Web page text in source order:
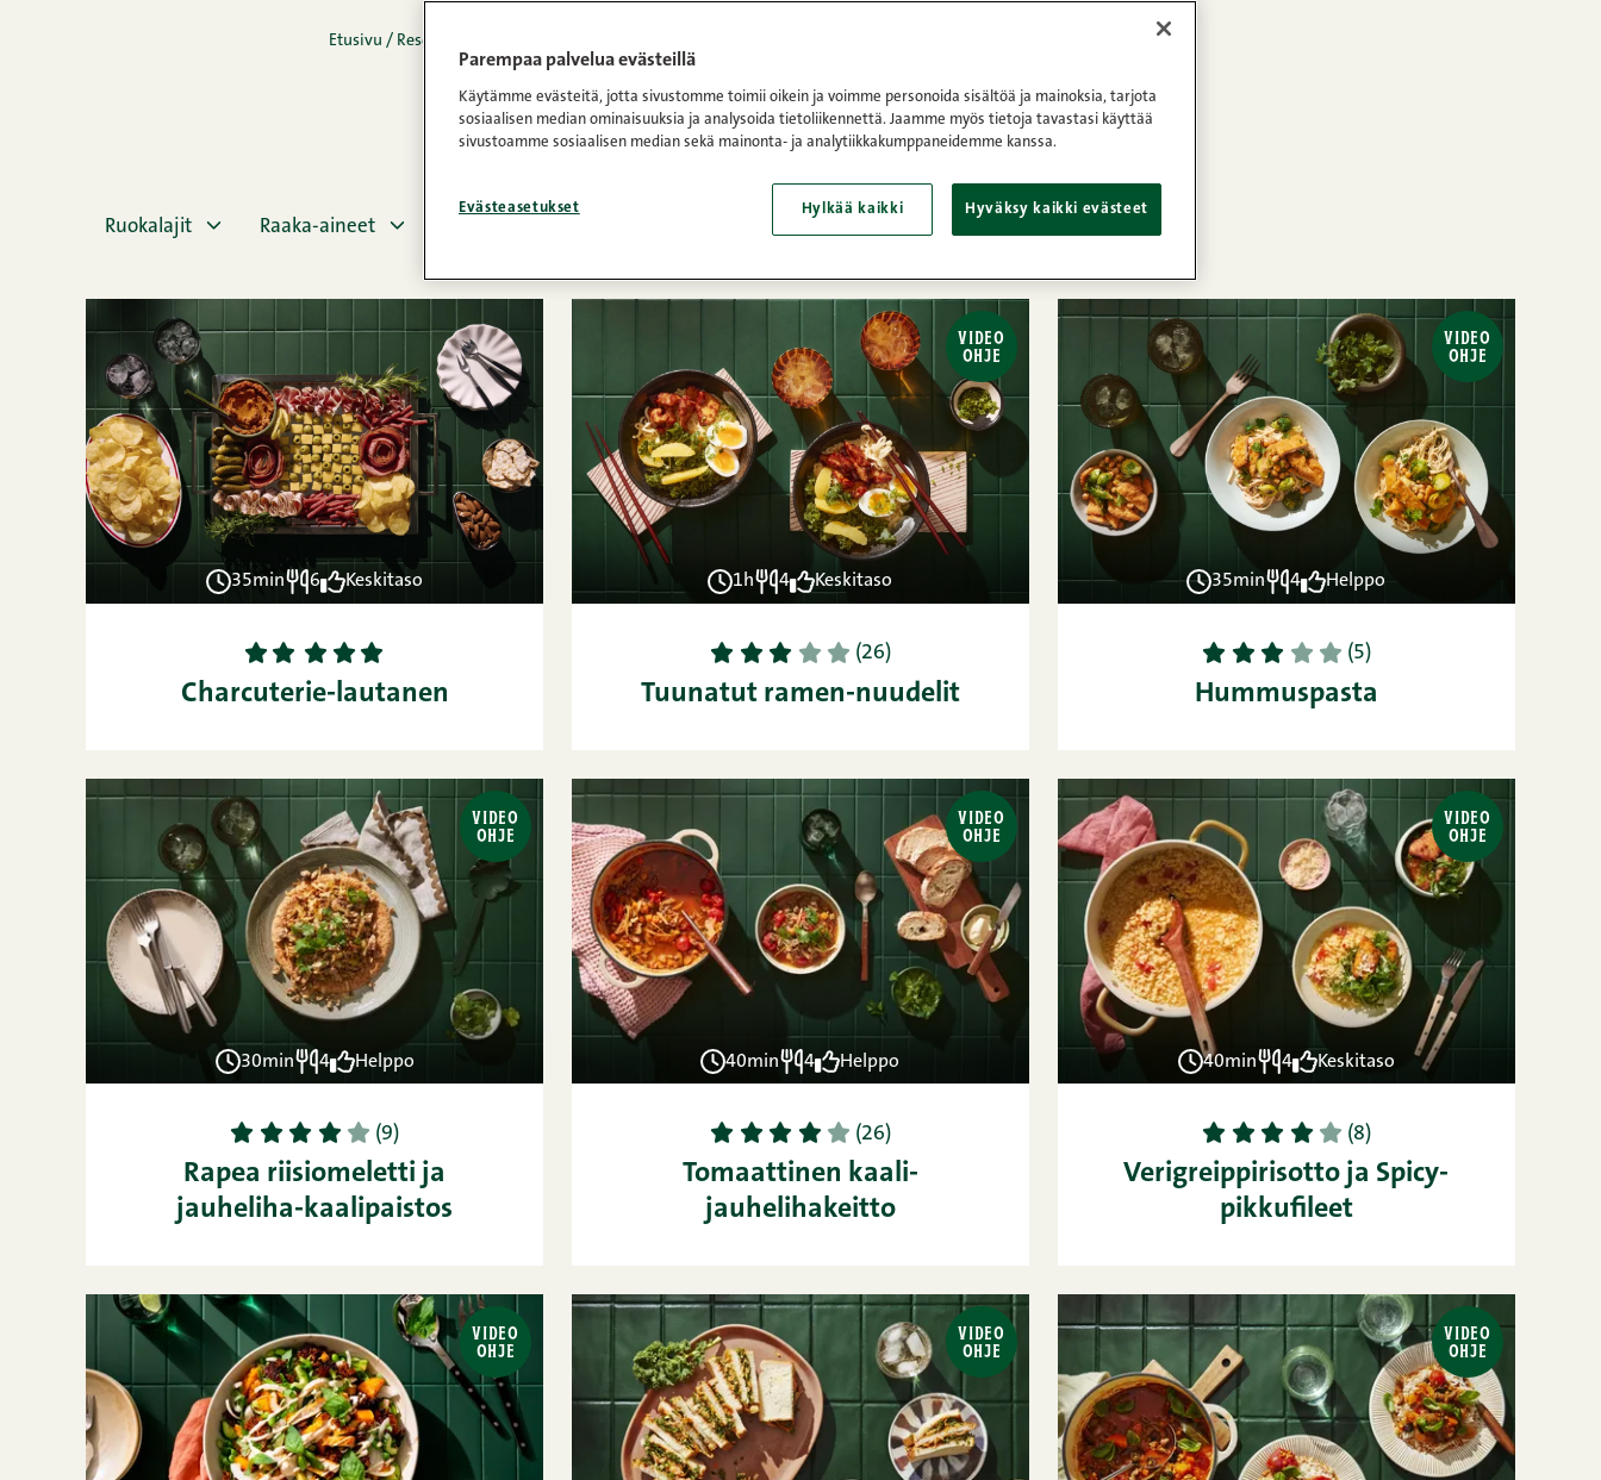
Etusivu / Reseptit
Ruokalajit Raaka-aineet
35min 6 Keskitaso
1 2 3 4 5
Charcuterie-lautanen
VIDEO
OHJE
1h 4 Keskitaso
1 2 3 4 5 (26)
Tuunatut ramen-nuudelit
VIDEO
OHJE
35min 4 Helppo
1 2 3 4 5 (5)
Hummuspasta
VIDEO
OHJE
30min 4 Helppo
1 2 3 4 5 (9)
Rapea riisiomeletti ja
jauheliha-kaalipaistos
VIDEO
OHJE
40min 4 Helppo
1 2 3 4 5 (26)
Tomaattinen kaali-
jauhelihakeitto
VIDEO
OHJE
40min 4 Keskitaso
1 2 3 4 5 (8)
Verigreippirisotto ja Spicy-
pikkufileet
VIDEO
OHJE
VIDEO
OHJE
VIDEO
OHJE
Parempaa palvelua evästeillä
Käytämme evästeitä, jotta sivustomme toimii oikein ja voimme personoida sisältöä ja mainoksia, tarjota
sosiaalisen median ominaisuuksia ja analysoida tietoliikennettä. Jaamme myös tietoja tavastasi käyttää
sivustoamme sosiaalisen median sekä mainonta- ja analytiikkakumppaneidemme kanssa.
Evästeasetukset Hylkää kaikki Hyväksy kaikki evästeet